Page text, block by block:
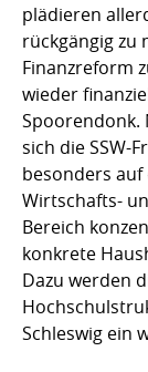
plädieren
rückgängig zu
Finanzreform
wieder
Spoorendonk.
sich die SSW-
besonders
Wirtschafts-
Bereich
konkrete
Dazu werden
Schleswig ein